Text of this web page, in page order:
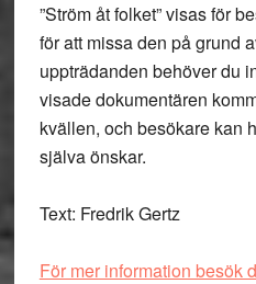
”Ström åt folket” visas för
för att missa den på grund
uppträdanden behöver du
visade dokumentären
kvällen, och besökare kan
själva önskar.
Text: Fredrik Gertz
För mer information besök